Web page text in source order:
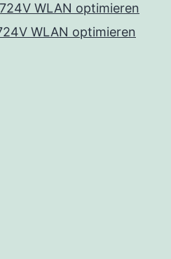
WLAN optimieren
WLAN optimieren